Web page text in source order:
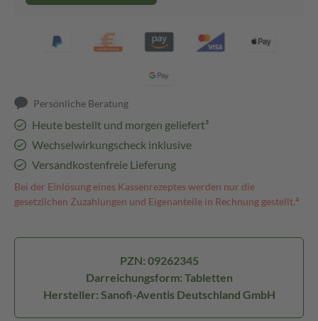
Persönliche Beratung
Heute bestellt und morgen geliefert³
Wechselwirkungscheck inklusive
Versandkostenfreie Lieferung
Bei der Einlösung eines Kassenrezeptes werden nur die
gesetzlichen Zuzahlungen und Eigenanteile in Rechnung gestellt.⁴
PZN: 09262345
Darreichungsform: Tabletten
Hersteller: Sanofi-Aventis Deutschland GmbH